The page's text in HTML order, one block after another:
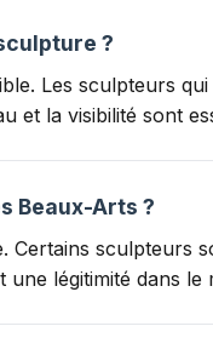
?
Les sculpteurs
et la visibilité sont
Beaux-Arts ?
Certains sculpteurs
légitimité dans le